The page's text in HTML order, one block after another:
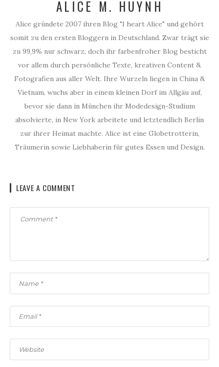
ALICE M. HUYNH
Alice gründete 2007 ihren Blog "I heart Alice" und gehört
somit zu den ersten Bloggern in Deutschland. Zwar trägt sie
zu 99,9% nur schwarz, doch ihr farbenfroher Blog besticht
vor allem durch persönliche Texte, kreativen Content &
Fotografien aus aller Welt. Ihre Wurzeln liegen in China &
Vietnam, wuchs aber in einem kleinen Dorf im Allgäu auf,
bevor sie dann in München ihr Modedesign-Studium
absolvierte, in New York arbeitete und letztendlich Berlin
zur ihrer Heimat machte. Alice ist eine Globetrotterin,
Träumerin sowie Liebhaberin für gutes Essen und Design.
LEAVE A COMMENT